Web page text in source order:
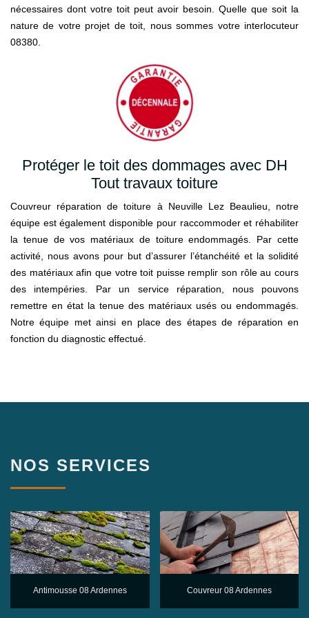
nécessaires dont votre toit peut avoir besoin. Quelle que soit la
nature de votre projet de toit, nous sommes votre interlocuteur
08380.
Protéger le toit des dommages avec DH
Tout travaux toiture
Couvreur réparation de toiture à Neuville Lez Beaulieu, notre
équipe est également disponible pour raccommoder et réhabiliter
la tenue de vos matériaux de toiture endommagés. Par cette
activité, nous avons pour but d’assurer l’étanchéité et la solidité
des matériaux afin que votre toit puisse remplir son rôle au cours
des intempéries. Par un service réparation, nous pouvons
remettre en état la tenue des matériaux usés ou endommagés.
Notre équipe met ainsi en place des étapes de réparation en
fonction du diagnostic effectué.
NOS SERVICES
Antimousse 08 Ardennes Couvreur 08 Ardennes